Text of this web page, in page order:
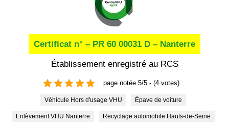
Certificat n° – PR 60 00031 D – Nanterre
Établissement enregistré au RCS
page notée 5/5 - (4 votes)
Véhicule Hors d'usage VHU Épave de voiture
Enlèvement VHU Nanterre Recyclage automobile Hauts-de-Seine